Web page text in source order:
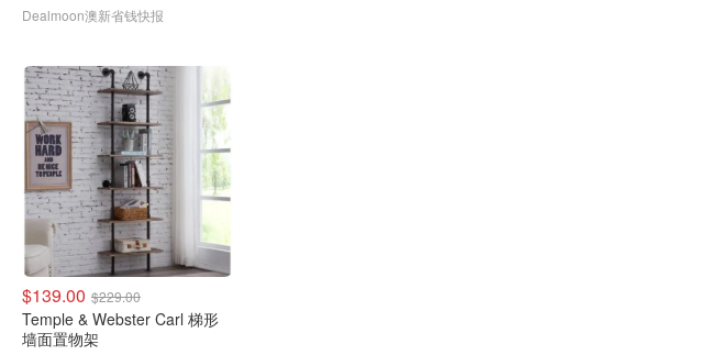
Dealmoon澳新省钱快报
$139.00 $229.00
Temple & Webster Carl 梯形
墙面置物架